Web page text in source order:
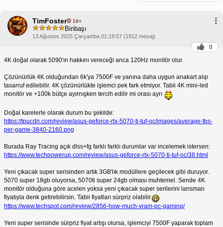
TimFoster 10+
Binbaşı
13 Ağustos 2025 Çarşamba 01:19:57 (1912 mesaj)
0
4K doğal olarak 5090'ın hakkını vereceği anca 120Hz monitör olur.
Çözünürlük 4K olduğundan 6k'ya 7500F ve yanına daha uygun anakart alıp
tasarruf edilebilir. 4K çözünürlükte işlemci pek fark etmiyor. Tabii 4K mini-led
monitör ve +100k bütçe ayırnışken tercih edilir mi orası ayrı
Doğal karelerle olarak durum bu şekilde:
https://tpucdn.com/review/asus-geforce-rtx-5070-ti-tuf-oc/images/average-fps-
per-game-3840-2160.png
Burada Ray Tracing açık dlss+fg farklı farklı durumlar var incelemek istersen:
https://www.techpowerup.com/review/asus-geforce-rtx-5070-ti-tuf-oc/38.html
Yeni çıkacak super serisinden artık 3GB'lık modüllere geçilecek gibi duruyor.
5070 super 18gb oluyorsa, 5070ti super 24gb olması muhtemel. Sende 4K
monitör olduğuna göre acelen yoksa yeni çıkacak super serilerini lansman
fiyatıyla denk getirebilirsin. Tabii fiyatları sürpriz olabilir
https://www.techspot.com/review/2856-how-much-vram-pc-gaming/
Yeni super serisinde sürpriz fiyat artışı olursa, işlemciyi 7500F yaparak toplam